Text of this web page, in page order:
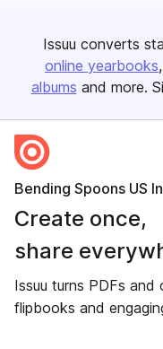
Issuu converts
online yearbooks
albums and more.
Bending Spoons US
Create once,
share
Issuu turns PDFs
flipbooks and